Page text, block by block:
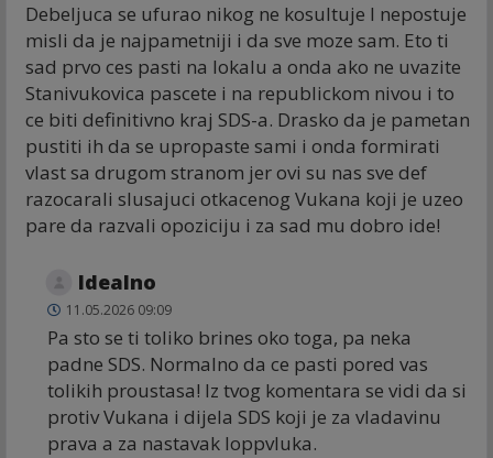
Debeljuca se ufurao nikog ne kosultuje I nepostuje
misli da je najpametniji i da sve moze sam. Eto ti
sad prvo ces pasti na lokalu a onda ako ne uvazite
Stanivukovica pascete i na republickom nivou i to
ce biti definitivno kraj SDS-a. Drasko da je pametan
pustiti ih da se upropaste sami i onda formirati
vlast sa drugom stranom jer ovi su nas sve def
razocarali slusajuci otkacenog Vukana koji je uzeo
pare da razvali opoziciju i za sad mu dobro ide!
Idealno
11.05.2026 09:09
Pa sto se ti toliko brines oko toga, pa neka
padne SDS. Normalno da ce pasti pored vas
tolikih proustasa! Iz tvog komentara se vidi da si
protiv Vukana i dijela SDS koji je za vladavinu
prava a za nastavak loppvluka.